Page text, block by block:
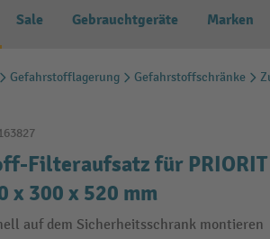
Sale Gebrauchtgeräte Marken
Gefahrstofflagerung Gefahrstoffschränke
Filteraufsatz für
x 300 x 520 mm
auf dem Sicherheitsschrank montieren